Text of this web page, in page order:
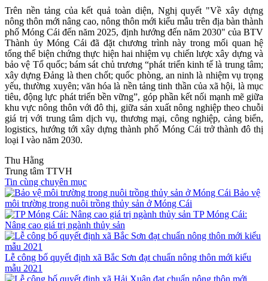
Trên nền tảng của kết quả toàn diện, Nghị quyết "Về xây dựng
nông thôn mới nâng cao, nông thôn mới kiểu mẫu trên địa bàn thành
phố Móng Cái đến năm 2025, định hướng đến năm 2030" của BTV
Thành ủy Móng Cái đã đặt chương trình này trong mối quan hệ
tổng thể biện chứng thực hiện hai nhiệm vụ chiến lược xây dựng và
bảo vệ Tổ quốc; bám sát chủ trương “phát triển kinh tế là trung tâm;
xây dựng Đảng là then chốt; quốc phòng, an ninh là nhiệm vụ trọng
yếu, thường xuyên; văn hóa là nền tảng tinh thần của xã hội, là mục
tiêu, động lực phát triển bền vững”, góp phần kết nối mạnh mẽ giữa
khu vực nông thôn với đô thị, giữa sản xuất nông nghiệp theo chuỗi
giá trị với trung tâm dịch vụ, thương mại, công nghiệp, cảng biển,
logistics, hướng tới xây dựng thành phố Móng Cái trở thành đô thị
loại I vào năm 2030.
Thu Hằng
Trung tâm TTVH
Tin cùng chuyên mục
Bảo vệ
môi trường trong nuôi trồng thủy sản ở Móng Cái
TP Móng Cái:
Nâng cao giá trị ngành thủy sản
Lễ công bố quyết định xã Bắc Sơn đạt chuẩn nông thôn mới kiểu
mẫu 2021